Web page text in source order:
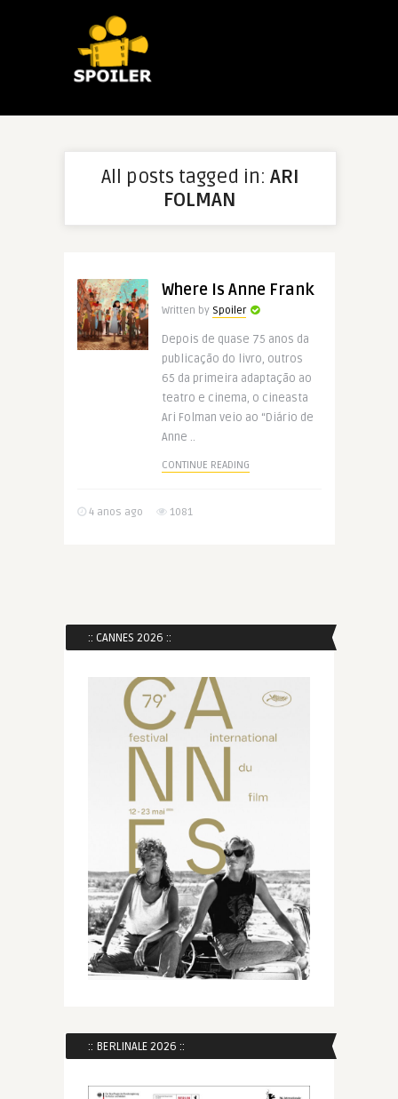
All posts tagged in: ARI
FOLMAN
Where Is Anne Frank
Written by Spoiler
Depois de quase 75 anos da
publicação do livro, outros
65 da primeira adaptação ao
teatro e cinema, o cineasta
Ari Folman veio ao “Diário de
Anne ..
CONTINUE READING
4 anos ago 1081
:: CANNES 2026 ::
:: BERLINALE 2026 ::